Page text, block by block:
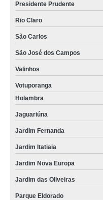
Presidente Prudente
Rio Claro
São Carlos
São José dos Campos
Valinhos
Votuporanga
Holambra
Jaguariúna
Jardim Fernanda
Jardim Itatiaia
Jardim Nova Europa
Jardim das Oliveiras
Parque Eldorado